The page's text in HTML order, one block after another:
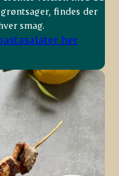
findes der
smag.
her